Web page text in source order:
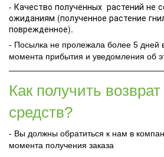
- Качество полученных растений не
ожиданиям (полученное растение
поврежденное).
- Посылка не пролежала более 5 дней
момента прибытия и уведомления об
Как получить
средств?
- Вы должны обратиться к нам в
момента получения заказа